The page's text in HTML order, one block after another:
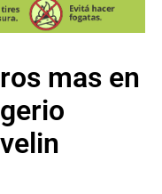
mas en